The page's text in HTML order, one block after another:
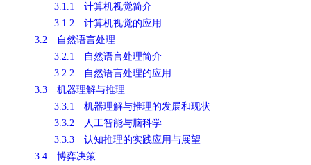
3.1.1 计算机视觉简介
3.1.2 计算机视觉的应用
3.2 自然语言处理
3.2.1 自然语言处理简介
3.2.2 自然语言处理的应用
3.3 机器理解与推理
3.3.1 机器理解与推理的发展和现状
3.3.2 人工智能与脑科学
3.3.3 认知推理的实践应用与展望
3.4 博弈决策